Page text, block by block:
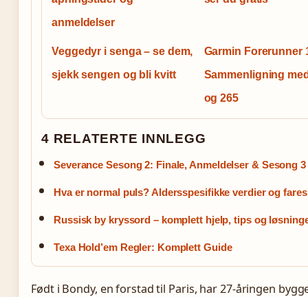
anmeldelser
Veggedyr i senga – se dem,
sjekk sengen og bli kvitt
Garmin Forerunner
Sammenligning
og 265
4 RELATERTE INNLEGG
Severance Sesong 2: Finale, Anmeldelser & Sesong 3
Hva er normal puls? Aldersspesifikke verdier og
Russisk by kryssord – komplett hjelp, tips og
Texa Hold’em Regler: Komplett Guide
Født i Bondy, en forstad til Paris, har 27-åringen